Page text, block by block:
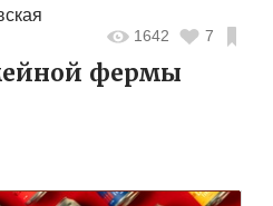
1642 7
фермы